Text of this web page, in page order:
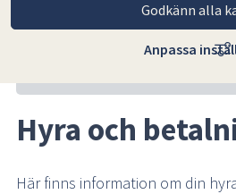
Godkänn alla
Anpassa
Vara Bostäder AB För hyresgäster
Hyra och
Här finns information om din